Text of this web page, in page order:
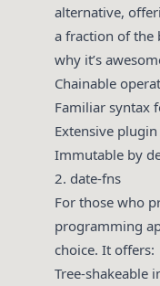
alternative,
a fraction of the
why it’s
Chainable
Familiar syntax
Extensive
Immutable by
2. date-fns
For those who
programming
choice. It offers:
Tree-shakeable